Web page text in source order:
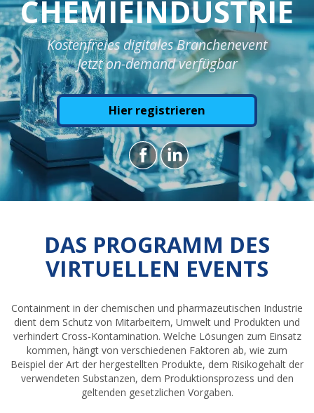
CHEMIEINDUSTRIE
Kostenfreies digitales Branchenevent
Jetzt on-demand verfügbar
Hier registrieren
DAS PROGRAMM DES
VIRTUELLEN EVENTS
Containment in der chemischen und pharmazeutischen Industrie
dient dem Schutz von Mitarbeitern, Umwelt und Produkten und
verhindert Cross-Kontamination. Welche Lösungen zum Einsatz
kommen, hängt von verschiedenen Faktoren ab, wie zum
Beispiel der Art der hergestellten Produkte, dem Risikogehalt der
verwendeten Substanzen, dem Produktionsprozess und den
geltenden gesetzlichen Vorgaben.